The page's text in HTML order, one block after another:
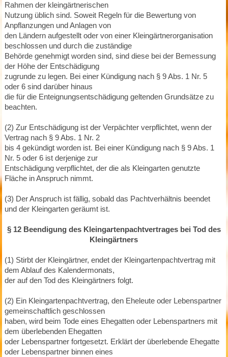
Rahmen der kleingärtnerischen
Nutzung üblich sind. Soweit Regeln für die Bewertung von
Anpflanzungen und Anlagen von
den Ländern aufgestellt oder von einer Kleingärtnerorganisation
beschlossen und durch die zuständige
Behörde genehmigt worden sind, sind diese bei der Bemessung
der Höhe der Entschädigung
zugrunde zu legen. Bei einer Kündigung nach § 9 Abs. 1 Nr. 5
oder 6 sind darüber hinaus
die für die Enteignungsentschädigung geltenden Grundsätze zu
beachten.
(2) Zur Entschädigung ist der Verpächter verpflichtet, wenn der
Vertrag nach § 9 Abs. 1 Nr. 2
bis 4 gekündigt worden ist. Bei einer Kündigung nach § 9 Abs. 1
Nr. 5 oder 6 ist derjenige zur
Entschädigung verpflichtet, der die als Kleingarten genutzte
Fläche in Anspruch nimmt.
(3) Der Anspruch ist fällig, sobald das Pachtverhältnis beendet
und der Kleingarten geräumt ist.
§ 12 Beendigung des Kleingartenpachtvertrages bei Tod des
Kleingärtners
(1) Stirbt der Kleingärtner, endet der Kleingartenpachtvertrag mit
dem Ablauf des Kalendermonats,
der auf den Tod des Kleingärtners folgt.
(2) Ein Kleingartenpachtvertrag, den Eheleute oder Lebenspartner
gemeinschaftlich geschlossen
haben, wird beim Tode eines Ehegatten oder Lebenspartners mit
dem überlebenden Ehegatten
oder Lebenspartner fortgesetzt. Erklärt der überlebende Ehegatte
oder Lebenspartner binnen eines